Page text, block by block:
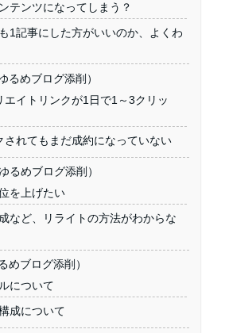
テンツになってしまう？
1記事にした方がいいのか、よくわ
めブログ添削）
エイトリンクが1日で1～3クリッ
されてもまだ成約になっていない
めブログ添削）
を上げたい
など、リライトの方法がわからな
ブログ添削）
について
成について